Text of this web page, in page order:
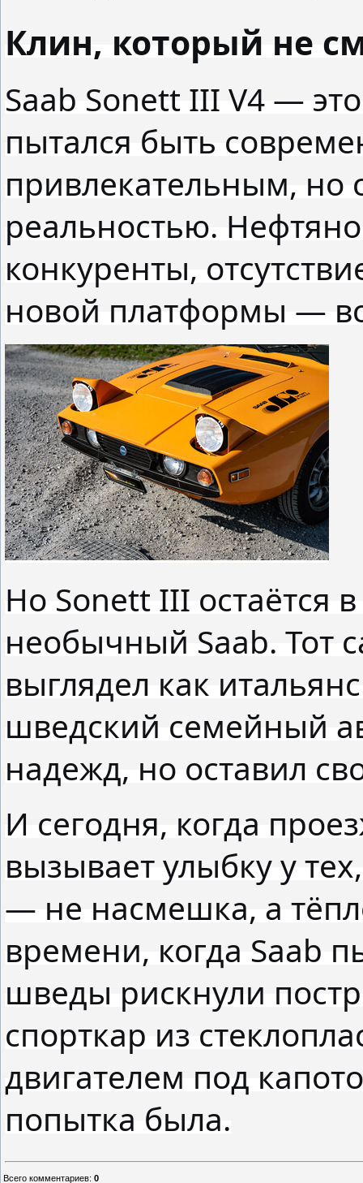
Клин, который не
Saab Sonett III V4 —
пытался быть
привлекательным, но
реальностью.
конкуренты,
новой платформы —
Но Sonett III остаётся
необычный Saab. Тот
выглядел как
шведский семейный
надежд, но оставил
И сегодня, когда
вызывает улыбку у
— не насмешка, а
времени, когда Saab
шведы рискнули
спорткар из
двигателем под
попытка была.
Всего комментариев: 0